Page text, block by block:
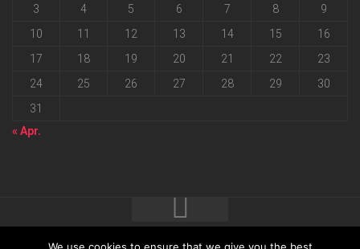
3
4 5 6 7 8
9
10
11 12 13 14 15
16
17
18 19 20 21 22
23
24
25 26 27 28 29
30
31
« Apr.